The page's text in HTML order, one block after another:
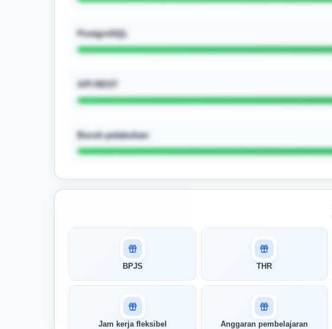
PostgreSQL
API REST
Buruh pelabuhan
pertandingan AI Anda
AI kami menganalisis profil Anda dan
menunjukkan seberapa cocok keahlian
Anda dengan peran ini
Buka Kunci Skor Pertandingan
BPJS THR
Jam kerja fleksibel Anggaran pembelajaran